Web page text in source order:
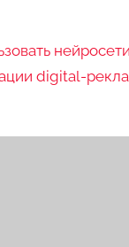
digital-